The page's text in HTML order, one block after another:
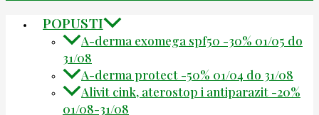
POPUSTI
A-derma exomega spf50 -30% 01/05 do
31/08
A-derma protect -50% 01/04 do 31/08
Alivit cink, aterostop i antiparazit -20%
01/08-31/08